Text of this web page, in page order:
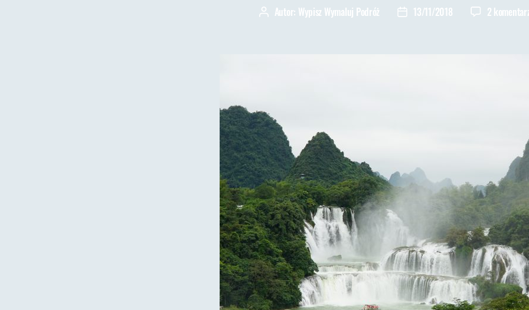
AutorAutor: Wypisz Wymaluj Podróż
Data13/11/2018 2